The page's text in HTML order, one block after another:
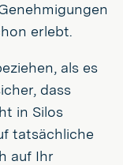
erlebt.
als es
dass
in Silos
tatsächliche
auf Ihr